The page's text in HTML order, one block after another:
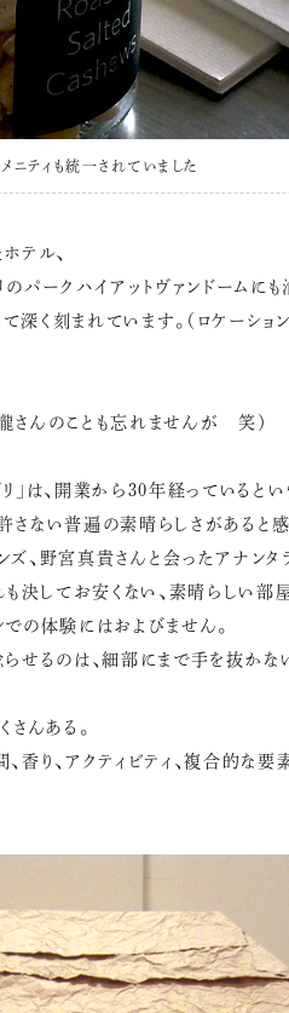
ニティも統一されていました
テル、
のパークハイアットヴァンドームにも
く刻まれています。（ロケーショ
さんのことも忘れませんが 笑）
」は、開業から30年経っているとい
さない普遍の素晴らしさがあると感
、野宮真貴さんと会ったアナンタ
も決してお安くない、素晴らしい部
での体験にはおよびません。
せるのは、細部にまで手を抜かな
さんある。
香り、アクティビティ、複合的な要